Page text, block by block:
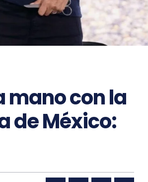
mano con la
de México: